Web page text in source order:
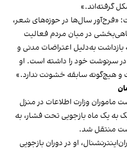
گرفته‌اند.»
«فرح‌آور سال‌ها در حوزه‌های شعر،
در میان مردم فعالیت
به‌دلیل اعتراضات مدنی و
سرنوشت خود را داشته است. او
هیچ‌گونه سابقه خشونت ندارد.»
۱۴۰۳ به‌دست ماموران وزارت اطلاعات در منزل
به یک‌ ماه بازجویی تحت فشار، به
رشت منتقل شد.
او در دوران بازجویی